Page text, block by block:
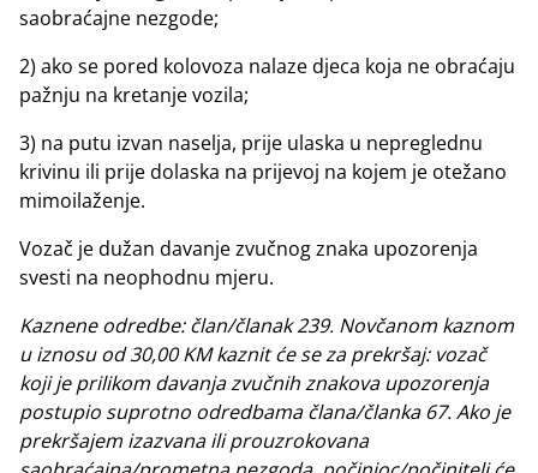
saobraćajne nezgode;
2) ako se pored kolovoza nalaze djeca koja ne obraćaju
pažnju na kretanje vozila;
3) na putu izvan naselja, prije ulaska u nepreglednu
krivinu ili prije dolaska na prijevoj na kojem je otežano
mimoilaženje.
Vozač je dužan davanje zvučnog znaka upozorenja
svesti na neophodnu mjeru.
Kaznene odredbe: član/članak 239. Novčanom kaznom
u iznosu od 30,00 KM kaznit će se za prekršaj: vozač
koji je prilikom davanja zvučnih znakova upozorenja
postupio suprotno odredbama člana/članka 67. Ako je
prekršajem izazvana ili prouzrokovana